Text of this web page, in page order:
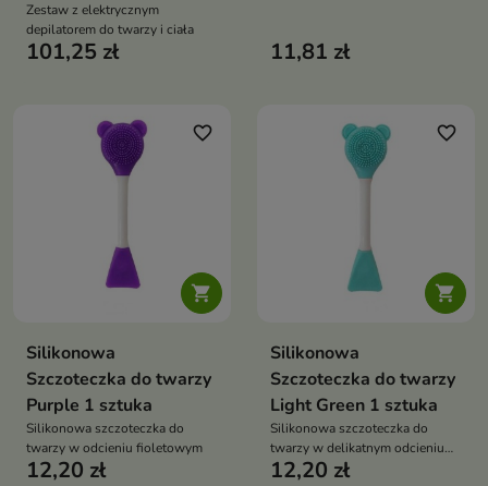
Zestaw z elektrycznym
depilatorem do twarzy i ciała
101,25 zł 11,81 zł

favorite_border
Silikonowa
Szczoteczka do twarzy
Purple 1 sztuka
Silikonowa szczoteczka do
twarzy w odcieniu fioletowym
12,20 zł

favorite_border
Silikonowa
Szczoteczka do twarzy
Light Green 1 sztuka
Silikonowa szczoteczka do
twarzy w delikatnym odcieniu
zielonym
12,20 zł